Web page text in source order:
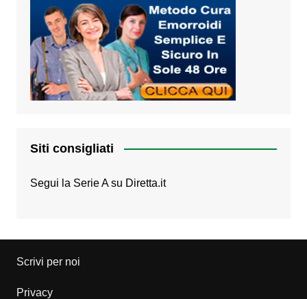
Siti consigliati
Segui la Serie A su Diretta.it
Scrivi per noi
Privacy